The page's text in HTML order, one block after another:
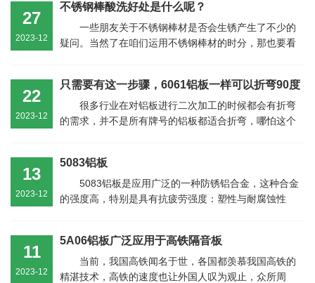
27
2023-12
不锈钢棒酸洗好处是什么呢？
一些朋友关于不锈钢棒材是否会生锈产生了不少的
疑问。当然了在咱们运用不锈钢棒材的时分，那也要看
22
2023-12
只需要有这一步骤，6061铝板一样可以折弯90度
很多行业在对铝板进行二次加工的时候都会有折弯
的需求，并不是所有牌号的铝板都适合折弯，哪怕这个
13
2023-12
5083铝板
5083铝板是应用广泛的一种防锈铝合金，这种合金
的强度高，特别是具有抗疲劳强度：塑性与耐腐蚀性
11
2023-12
5A06铝板广泛应用于高铁隔音板
当前，我国高铁闻名于世，各国都羡慕我国高铁的
精湛技术，高铁的速度也让外国人叹为观止，众所周